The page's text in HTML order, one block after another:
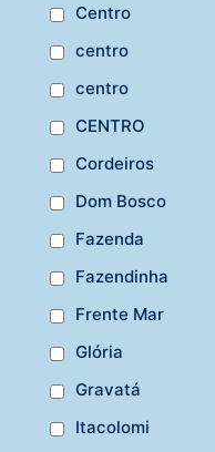
Centro
centro
centro
CENTRO
Cordeiros
Dom Bosco
Fazenda
Fazendinha
Frente Mar
Glória
Gravatá
Itacolomi